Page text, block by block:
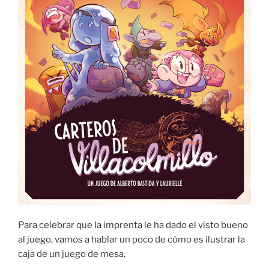
Para celebrar que la imprenta le ha dado el visto bueno
al juego, vamos a hablar un poco de cómo es ilustrar la
caja de un juego de mesa.